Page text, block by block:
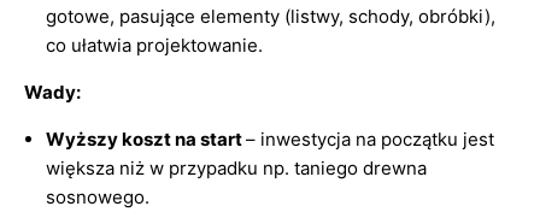
gotowe, pasujące elementy (listwy, schody, obróbki),
co ułatwia projektowanie.
Wady:
Wyższy koszt na start– inwestycja na początku jest
większa niż w przypadku np. taniego drewna
sosnowego.